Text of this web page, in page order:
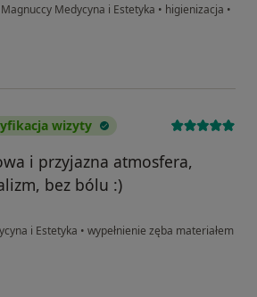
Medycyna i Estetyka • higienizacja •
wizyty
i przyjazna atmosfera,
bez bólu :)
i Estetyka • wypełnienie zęba materiałem